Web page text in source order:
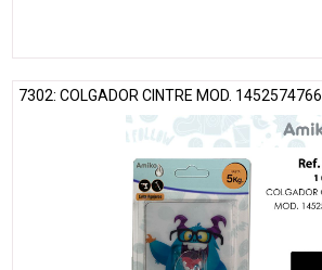
7302: COLGADOR CINTRE MOD. 1452574766